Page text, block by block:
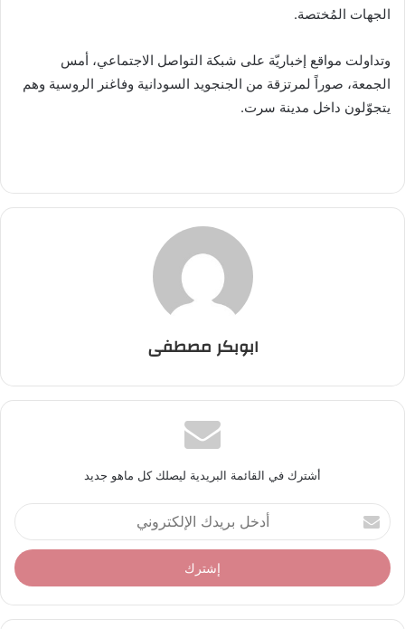
الجهات المُختصة.
وتداولت مواقع إخباريّة على شبكة التواصل الاجتماعي، أمس
الجمعة، صوراً لمرتزقة من الجنجويد السودانية وفاغنر الروسية وهم
يتجوّلون داخل مدينة سرت.
ابوبكر مصطفى
أشترك في القائمة البريدية ليصلك كل ماهو جديد
أ
د
خ
ل
ر